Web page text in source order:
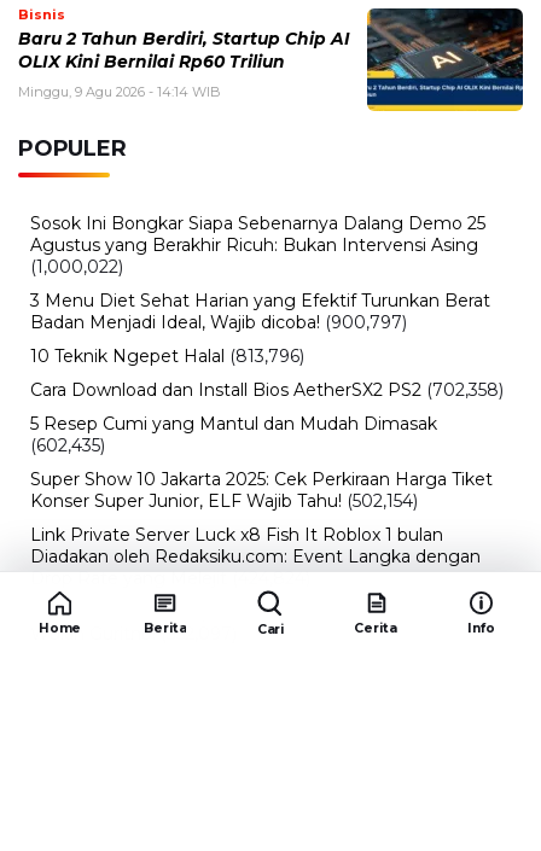
Bisnis
Baru 2 Tahun Berdiri, Startup Chip AI
OLIX Kini Bernilai Rp60 Triliun
Minggu, 9 Agu 2026 - 14:14 WIB
POPULER
Sosok Ini Bongkar Siapa Sebenarnya Dalang Demo 25
Agustus yang Berakhir Ricuh: Bukan Intervensi Asing
(1,000,022)
3 Menu Diet Sehat Harian yang Efektif Turunkan Berat
Badan Menjadi Ideal, Wajib dicoba! (900,797)
10 Teknik Ngepet Halal (813,796)
Cara Download dan Install Bios AetherSX2 PS2 (702,358)
5 Resep Cumi yang Mantul dan Mudah Dimasak
(602,435)
Super Show 10 Jakarta 2025: Cek Perkiraan Harga Tiket
Konser Super Junior, ELF Wajib Tahu! (502,154)
Link Private Server Luck x8 Fish It Roblox 1 bulan
Diadakan oleh Redaksiku.com: Event Langka dengan
Drop Rate yang Melejit (424,824)
10 Film Indonesia Tayang November 2024, Ada Film
Wulan Guritno! (352,097)
Home Berita Cari Cerita Info